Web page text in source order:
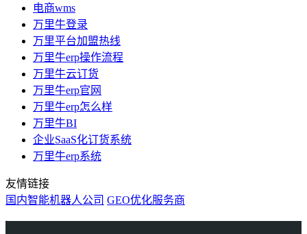
电商wms
万里牛登录
万里平台加盟热线
万里牛erp操作流程
万里牛云订货
万里牛erp官网
万里牛erp怎么样
万里牛BI
企业SaaS化订货系统
万里牛erp系统
友情链接
国内智能机器人公司 GEO优化服务商